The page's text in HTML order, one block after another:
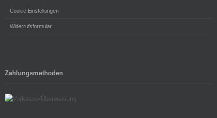
Cookie Einstellungen
Widerrufsformular
Zahlungsmethoden